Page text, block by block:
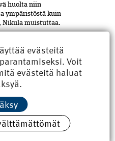
huolta niin
ympäristöstä kuin
Nikula muistuttaa.
säästää
monimuotoisuuden
Se
sekä
ja
toimijoiden
evästeitä
Voit
evästeitä haluat